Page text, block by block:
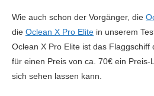
Reinigungsprogramme
Tägliche
Technologie
Wie auch schon der Vorgänger, die
die Oclean X Pro Elite in unserem
Oclean X Pro Elite ist das
für einen Preis von ca. 70€ ein Preis-
sich sehen lassen kann.